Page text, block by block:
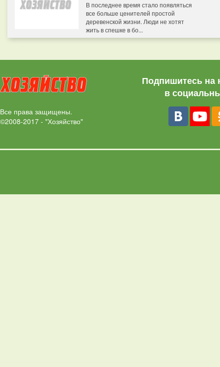
В последнее время стало появляться
все больше ценителей простой
деревенской жизни. Люди не хотят
жить в спешке в бо...
Все права защищены.
©2008-2017 - "Хозяйство"
Подпишитесь на
в